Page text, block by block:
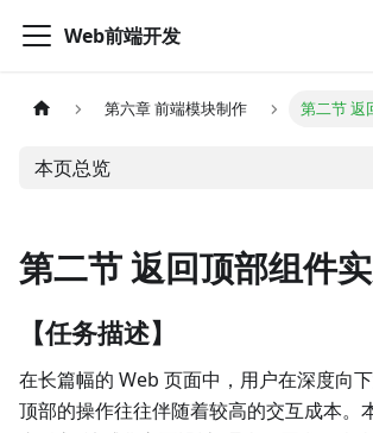
Web前端开发
第六章 前端模块制作 第二节 返
本页总览
第二节 返回顶部组件
【任务描述】
在长篇幅的 Web 页面中，用户在深度向
顶部的操作往往伴随着较高的交互成本。